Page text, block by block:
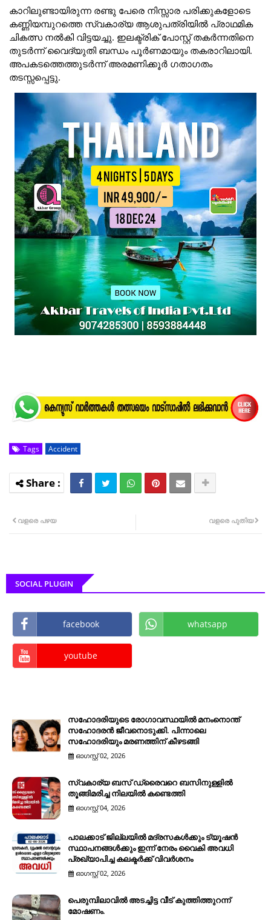
കാറിലുണ്ടായിരുന്ന രണ്ടു പേരെ നിസ്സാര പരിക്കുകളോടെ
കണ്ണിയമ്പുറത്തെ സ്വകാര്യ ആശുപത്രിയിൽ പ്രാഥമിക
ചികത്സ നൽകി വിട്ടയച്ചു. ഇലക്ട്രിക് പോസ്റ്റ് തകർന്നതിനെ
തുടർന്ന് വൈദ്യുതി ബന്ധം പൂർണമായും തകരാറിലായി.
അപകടത്തെത്തുടർന്ന് അരമണിക്കൂർ ഗതാഗതം
തടസ്സപ്പെട്ടു.
Tags Accident
വളരെ പുതിയ
വളരെ പഴയ
SOCIAL PLUGIN
facebook whatsapp
youtube
സഹോദരിയുടെ രോഗാവസ്ഥയിൽ മനംനൊന്ത്
സഹോദരൻ ജീവനൊടുക്കി. പിന്നാലെ
സഹോദരിയും മരണത്തിന് കീഴടങ്ങി
ഓഗസ്റ്റ് 02, 2026
സ്വകാര്യ ബസ് ഡ്രൈവറെ ബസിനുള്ളിൽ
തൂങ്ങിമരിച്ച നിലയിൽ കണ്ടെത്തി
ഓഗസ്റ്റ് 04, 2026
പാലക്കാട് ജില്ലയിൽ മദ്രസകൾക്കും ട്യൂഷൻ
സ്ഥാപനങ്ങൾക്കും ഇന്ന് നേരം വൈകി അവധി
പ്രഖ്യാപിച്ച കലക്ടർക്ക് വിവർശനം
ഓഗസ്റ്റ് 02, 2026
പെരുമ്പിലാവിൽ അടച്ചിട്ട വീട് കുത്തിത്തുറന്ന്
മോഷണം.